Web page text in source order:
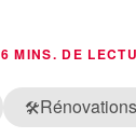
6 MINS. DE
🛠️Rénovations